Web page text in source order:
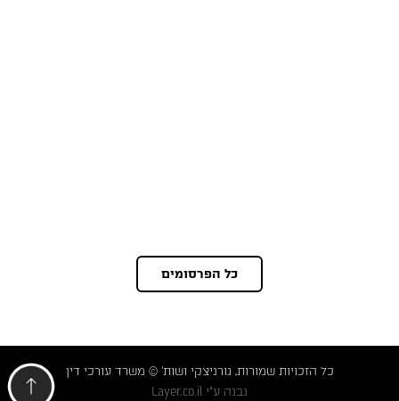
כל הפרסומים
כל הזכויות שמורות, גורניצקי ושות' © משרד עורכי דין
נבנה ע"י Layer.co.il